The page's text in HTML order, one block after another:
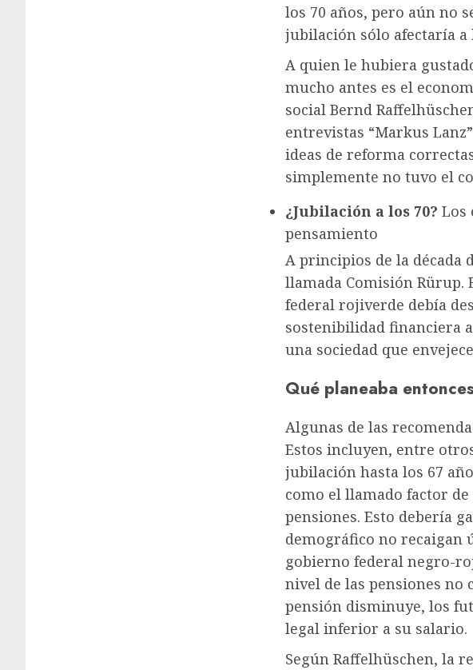
los 70 años, pero aún no
jubilación sólo afectaría a
A quien le hubiera
mucho antes es el
social Bernd
entrevistas “Markus
ideas de reforma
simplemente no tuvo el
¿Jubilación a los 70? Los
pensamiento
A principios de la década
llamada Comisión Rürup.
federal rojiverde debía
sostenibilidad financiera
una sociedad que
Qué planeaba
Algunas de las
Estos incluyen, entre
jubilación hasta los 67
como el llamado factor
pensiones. Esto debería
demográfico no recaigan
gobierno federal negro-
nivel de las pensiones no
pensión disminuye, los
legal inferior a su salario.
Según Raffelhüschen, la